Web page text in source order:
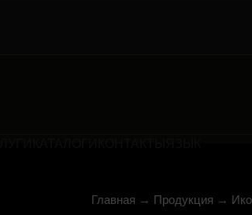
Главная → Продукция →